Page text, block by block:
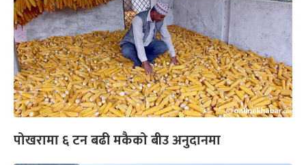
पोखरामा ६ टन बढी मकैको बीउ अनुदानमा